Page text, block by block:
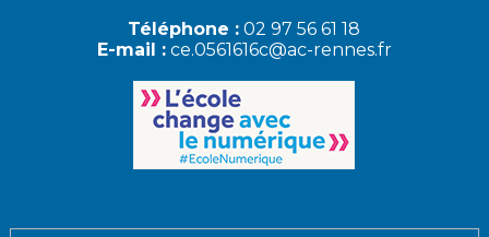
Téléphone : 02 97 56 61 18
E-mail : ce.0561616c@ac-rennes.fr